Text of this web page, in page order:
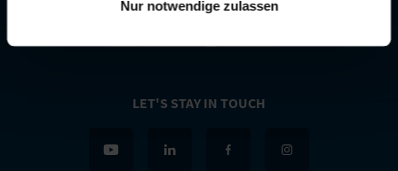
Nur notwendige zulassen
LET'S STAY IN TOUCH